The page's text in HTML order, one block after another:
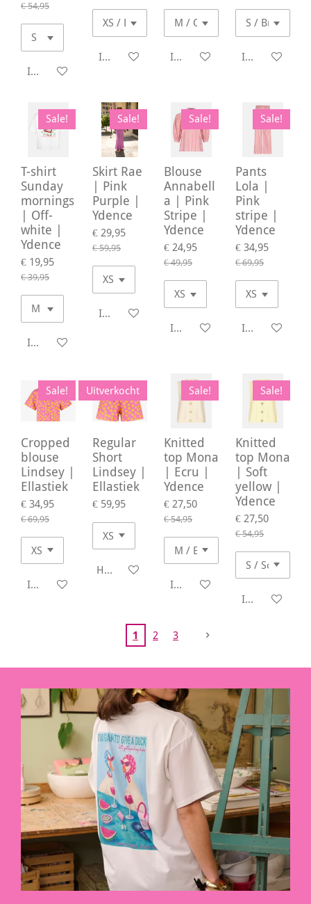
€ 54,95
In winkelwagen
In winkelwagenIn winkelwagenIn
Sale!
T-shirt
Sunday
mornings
| Off-
white |
Ydence
€ 19,95
€ 39,95
In winkelwagen
Sale!
Skirt Rae
| Pink
Purple |
Ydence
€ 29,95
€ 59,95
In winkelwagen
Sale!
Blouse
Annabell
a | Pink
Stripe |
Ydence
€ 24,95
€ 49,95
In winkelwagen
Sale!
Pants
Lola |
Pink
stripe |
Ydence
€ 34,95
€ 69,95
In
Sale!
Cropped
blouse
Lindsey |
Ellastiek
€ 34,95
€ 69,95
In winkelwagen
Uitverkocht
Regular
Short
Lindsey |
Ellastiek
€ 59,95
Houd mij op de hoogte
Sale!
Knitted
top Mona
| Ecru |
Ydence
€ 27,50
€ 54,95
In winkelwagen
Sale!
Knitted
top Mona
| Soft
yellow |
Ydence
€ 27,50
€ 54,95
In
1 2 3